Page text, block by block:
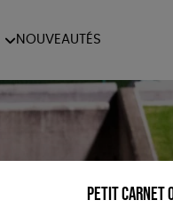
NOUVEAUTÉS
Petit carnet